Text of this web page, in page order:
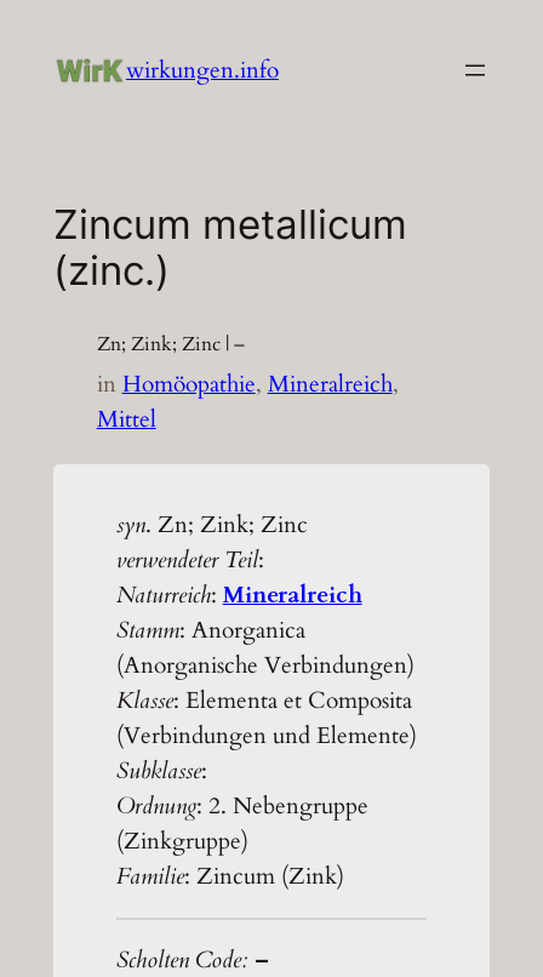
Inhalt
wirkungen.info
Zincum metallicum
(zinc.)
Zn; Zink; Zinc | –
inHomöopathie, Mineralreich
Mittel
syn. Zn; Zink; Zinc
verwendeter Teil:
Naturreich:Mineralreich
Stamm: Anorganica
(Anorganische Verbindungen)
Klasse: Elementa et Composita
(Verbindungen und Elemente)
Subklasse:
Ordnung: 2. Nebengruppe
(Zinkgruppe)
Familie: Zincum (Zink)
Scholten Code: –